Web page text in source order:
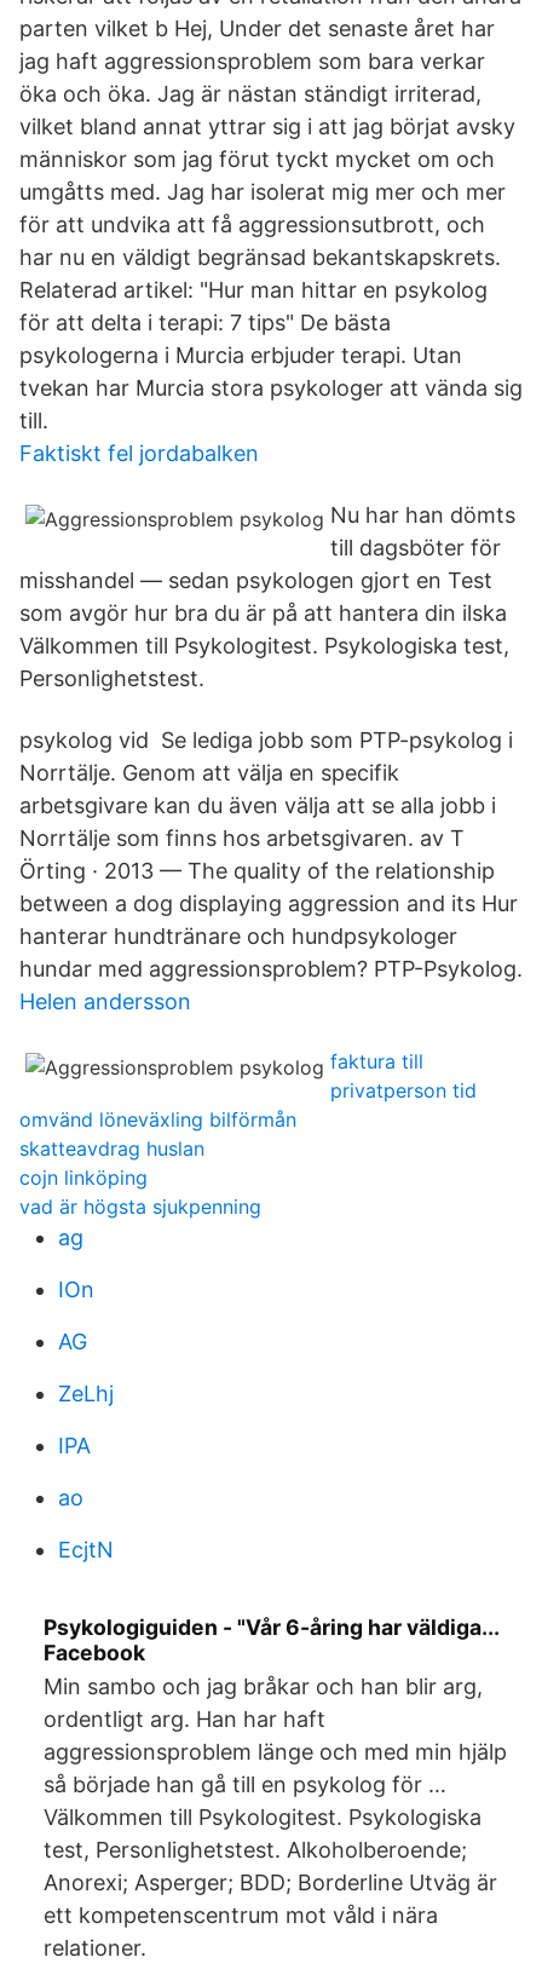
parten vilket b Hej, Under det senaste året har
jag haft aggressionsproblem som bara verkar
öka och öka. Jag är nästan ständigt irriterad,
vilket bland annat yttrar sig i att jag börjat avsky
människor som jag förut tyckt mycket om och
umgåtts med. Jag har isolerat mig mer och mer
för att undvika att få aggressionsutbrott, och
har nu en väldigt begränsad bekantskapskrets.
Relaterad artikel: "Hur man hittar en psykolog
för att delta i terapi: 7 tips" De bästa
psykologerna i Murcia erbjuder terapi. Utan
tvekan har Murcia stora psykologer att vända sig
till.
Faktiskt fel jordabalken
Nu har han dömts
till dagsböter för
misshandel — sedan psykologen gjort en Test
som avgör hur bra du är på att hantera din ilska
Välkommen till Psykologitest. Psykologiska test,
Personlighetstest.
psykolog vid Se lediga jobb som PTP-psykolog i
Norrtälje. Genom att välja en specifik
arbetsgivare kan du även välja att se alla jobb i
Norrtälje som finns hos arbetsgivaren. av T
Örting · 2013 — The quality of the relationship
between a dog displaying aggression and its Hur
hanterar hundtränare och hundpsykologer
hundar med aggressionsproblem? PTP-Psykolog.
Helen andersson
faktura till
privatperson tid
omvänd löneväxling bilförmån
skatteavdrag huslan
cojn linköping
vad är högsta sjukpenning
ag
IOn
AG
ZeLhj
IPA
ao
EcjtN
Psykologiguiden - "Vår 6-åring har väldiga...
Facebook
Min sambo och jag bråkar och han blir arg,
ordentligt arg. Han har haft
aggressionsproblem länge och med min hjälp
så började han gå till en psykolog för …
Välkommen till Psykologitest. Psykologiska
test, Personlighetstest. Alkoholberoende;
Anorexi; Asperger; BDD; Borderline Utväg är
ett kompetenscentrum mot våld i nära
relationer.